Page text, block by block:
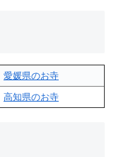
愛媛県のお寺
高知県のお寺